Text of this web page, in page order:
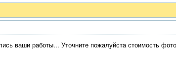
ваши работы... Уточните пожалуйста стоимость